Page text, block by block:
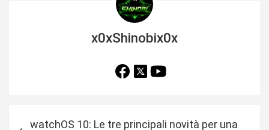
x0xShinobix0x
watchOS 10: Le tre principali novità per una